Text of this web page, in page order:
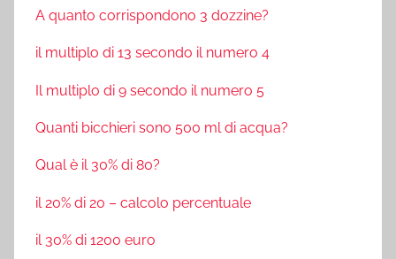
A quanto corrispondono 3 dozzine?
il multiplo di 13 secondo il numero 4
Il multiplo di 9 secondo il numero 5
Quanti bicchieri sono 500 ml di acqua?
Qual è il 30% di 80?
il 20% di 20 – calcolo percentuale
il 30% di 1200 euro